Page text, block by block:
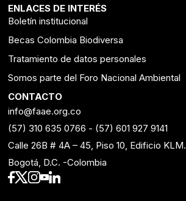
ENLACES DE INTERÉS
Boletín institucional
Becas Colombia Biodiversa
Tratamiento de datos personales
Somos parte del Foro Nacional Ambiental
CONTACTO
info@faae.org.co
(57) 310 635 0766 - (57) 601 927 9141
Calle 26B # 4A – 45, Piso 10, Edificio KLM.
Bogotá, D.C. -Colombia